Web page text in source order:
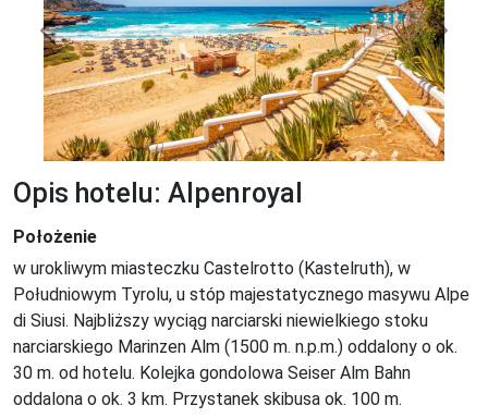
Previous Next
Opis hotelu: Alpenroyal
Położenie
w urokliwym miasteczku Castelrotto (Kastelruth), w
Południowym Tyrolu, u stóp majestatycznego masywu Alpe
di Siusi. Najbliższy wyciąg narciarski niewielkiego stoku
narciarskiego Marinzen Alm (1500 m. n.p.m.) oddalony o ok.
30 m. od hotelu. Kolejka gondolowa Seiser Alm Bahn
oddalona o ok. 3 km. Przystanek skibusa ok. 100 m.